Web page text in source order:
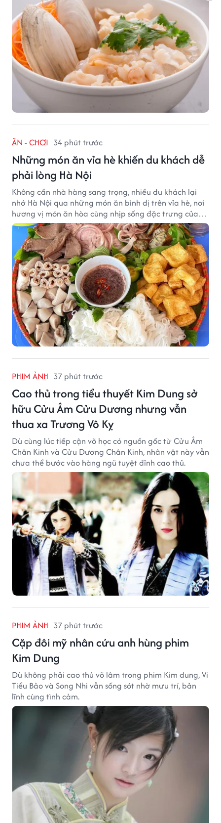
ĂN - CHƠI 34 phút trước
Những món ăn vỉa hè khiến du khách dễ
phải lòng Hà Nội
Không cần nhà hàng sang trọng, nhiều du khách lại
nhớ Hà Nội qua những món ăn bình dị trên vỉa hè, nơi
hương vị món ăn hòa cùng nhịp sống đặc trưng của
phố phường.
PHIM ẢNH 37 phút trước
Cao thủ trong tiểu thuyết Kim Dung sở
hữu Cửu Âm Cửu Dương nhưng vẫn
thua xa Trương Vô Kỵ
Dù cùng lúc tiếp cận võ học có nguồn gốc từ Cửu Âm
Chân Kinh và Cửu Dương Chân Kinh, nhân vật này vẫn
chưa thể bước vào hàng ngũ tuyệt đỉnh cao thủ.
PHIM ẢNH 37 phút trước
Cặp đôi mỹ nhân cứu anh hùng phim
Kim Dung
Dù không phải cao thủ võ lâm trong phim Kim dung, Vi
Tiểu Bảo và Song Nhi vẫn sống sót nhờ mưu trí, bản
lĩnh cùng tình cảm.